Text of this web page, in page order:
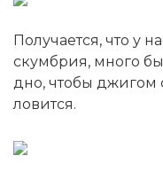
Получается, что у
скумбрия, много
дно, чтобы джигом
ловится.